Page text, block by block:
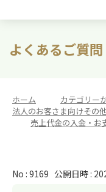
よくあるご質問
ホーム カテゴリー
法人のお客さま向けその
売上代金の入金・お
No : 9169 公開日時 :